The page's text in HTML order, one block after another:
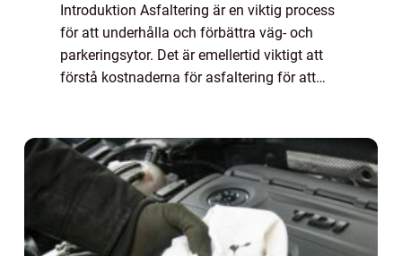
Introduktion Asfaltering är en viktig process
för att underhålla och förbättra väg- och
parkeringsytor. Det är emellertid viktigt att
förstå kostnaderna för asfaltering för att